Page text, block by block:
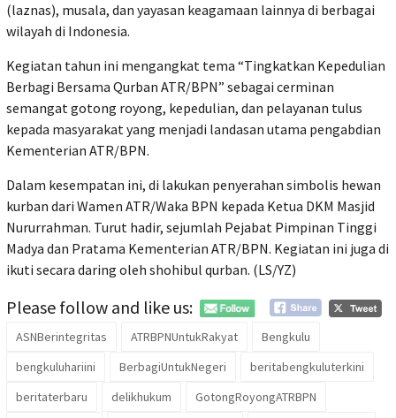
(laznas), musala, dan yayasan keagamaan lainnya di berbagai
wilayah di Indonesia.
Kegiatan tahun ini mengangkat tema “Tingkatkan Kepedulian
Berbagi Bersama Qurban ATR/BPN” sebagai cerminan
semangat gotong royong, kepedulian, dan pelayanan tulus
kepada masyarakat yang menjadi landasan utama pengabdian
Kementerian ATR/BPN.
Dalam kesempatan ini, di lakukan penyerahan simbolis hewan
kurban dari Wamen ATR/Waka BPN kepada Ketua DKM Masjid
Nururrahman. Turut hadir, sejumlah Pejabat Pimpinan Tinggi
Madya dan Pratama Kementerian ATR/BPN. Kegiatan ini juga di
ikuti secara daring oleh shohibul qurban. (LS/YZ)
Please follow and like us:
ASNBerintegritas ATRBPNUntukRakyat
Bengkulu
bengkuluhariini
BerbagiUntukNegeri
beritabengkuluterkini
beritaterbaru
delikhukum
GotongRoyongATRBPN